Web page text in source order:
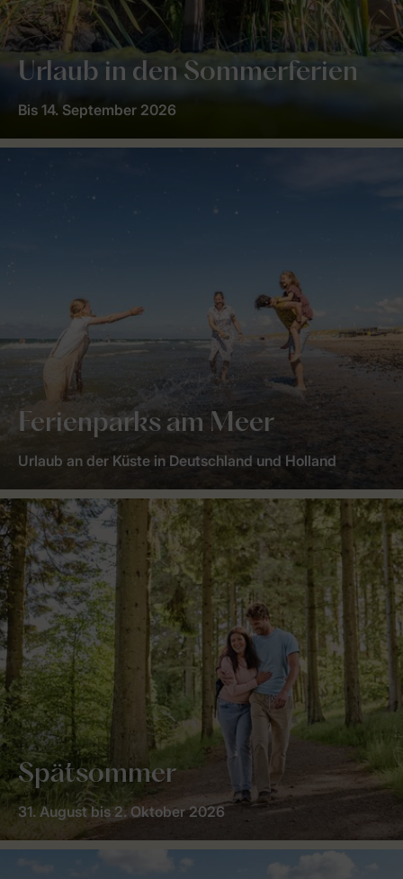
Urlaub in den Sommerferien
Bis 14. September 2026
Ferienparks am Meer
Urlaub an der Küste in Deutschland und Holland
Spätsommer
31. August bis 2. Oktober 2026